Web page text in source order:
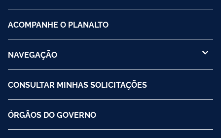
ACOMPANHE O PLANALTO
NAVEGAÇÃO
CONSULTAR MINHAS SOLICITAÇÕES
ÓRGÃOS DO GOVERNO